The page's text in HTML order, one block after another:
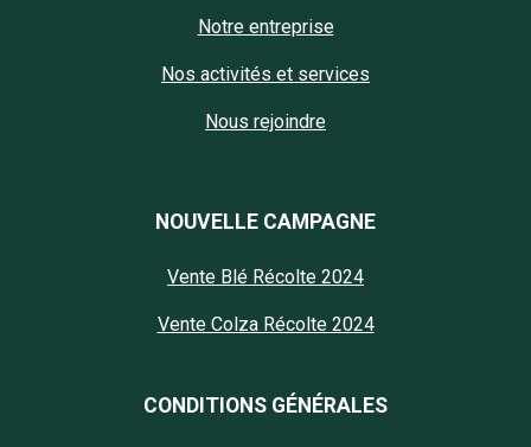
Notre entreprise
Nos activités et services
Nous rejoindre
NOUVELLE CAMPAGNE
Vente Blé Récolte 2024
Vente Colza Récolte 2024
CONDITIONS GÉNÉRALES